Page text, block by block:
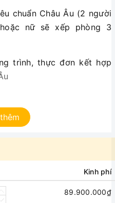
chuẩn Châu Âu (2 người
nữ sẽ xếp phòng 3
trình, thực đơn kết hợp
cảnh, vui chơi giải trí theo
chuyên nghiệp đi theo
Kinh phí
89.900.000₫